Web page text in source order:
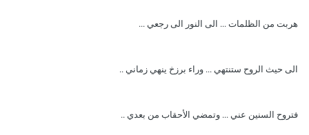
هربت من الظلمات ... الى النور الى رجعي ...
الى حيث الروح ستنتهي ... وراء برزخ ينهي زماني ..
فتروح السنين عني ... وتمضي الأحقاب من بعدي ..